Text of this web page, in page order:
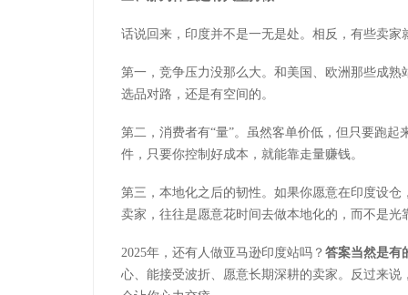
话说回来，印度并不是一无是处。相反，有些卖家
第一，竞争压力没那么大。和美国、欧洲那些成
选品对路，还是有空间的。
第二，消费者有“量”。虽然客单价低，但只要跑
件，只要你控制好成本，就能靠走量赚钱。
第三，本地化之后的韧性。如果你愿意在印度设
卖家，往往是愿意花时间去做本地化的，而不是光
2025年，还有人做亚马逊印度站吗？ 答案当然是有
心、能接受波折、愿意长期深耕的卖家。反过来